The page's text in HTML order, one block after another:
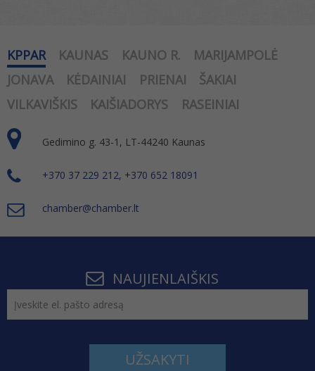
KPPAR KAUNAS KAUNO R.
MARIJAMPOLĖ
JONAVA
KĖDAINIAI PRIENAI
ŠAKIAI
VILKAVIŠKIS
KAIŠIADORYS RASEINIAI
Gedimino g. 43-1, LT-44240 Kaunas
+370 37 229 212, +370 652 18091
chamber@chamber.lt
NAUJIENLAIŠKIS
UŽSAKYTI